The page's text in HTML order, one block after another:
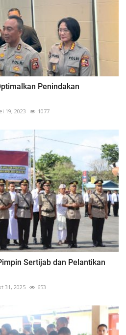
Penindakan
19, 2023 1077
Sertijab dan Pelantikan
31, 2025 653